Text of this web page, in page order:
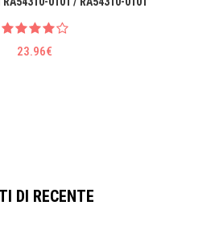
23.96€
DI RECENTE